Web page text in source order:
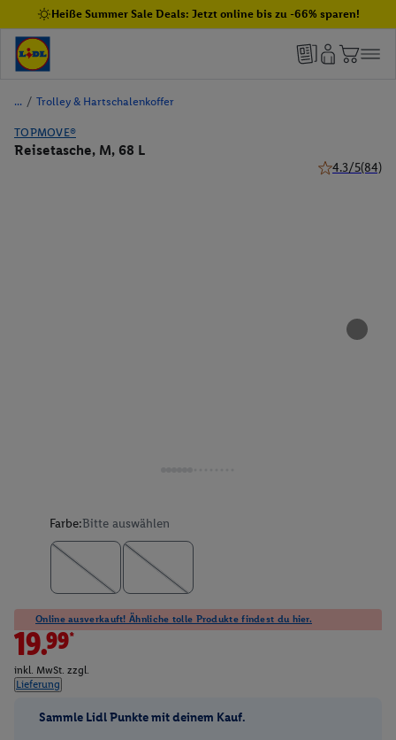
Heiße Summer Sale Deals: Jetzt online bis zu -66% sparen!
/ Trolley & Hartschalenkoffer
TOPMOVE®
Reisetasche, M, 68 L
4.3/5(84)
Farbe:Bitte auswählen
Online ausverkauft! Ähnliche tolle Produkte findest du hier.
19.99*
inkl. MwSt. zzgl.
Lieferung
Sammle Lidl Punkte mit deinem Kauf.